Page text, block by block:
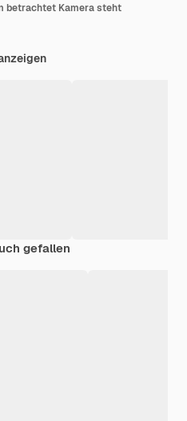
betrachtet Kamera steht
gefallen